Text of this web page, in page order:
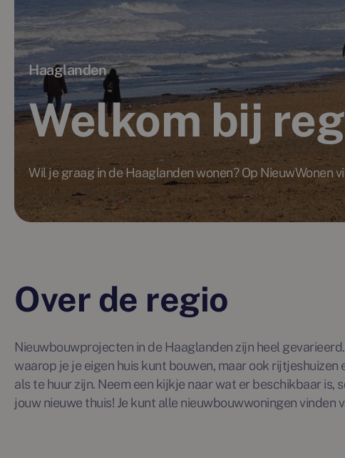
Haaglanden
Welkom bij
Wil je graag in de Haaglanden wonen? Op NieuwWonen
Over de regio
Nieuwbouwprojecten in de Haaglanden zijn heel
waarop je je eigen huis kunt bouwen, maar ook
als te huur zijn. Neem een kijkje naar wat er beschikbaar is,
jouw nieuwe thuis! Je kunt alle nieuwbouwwoningen vinden